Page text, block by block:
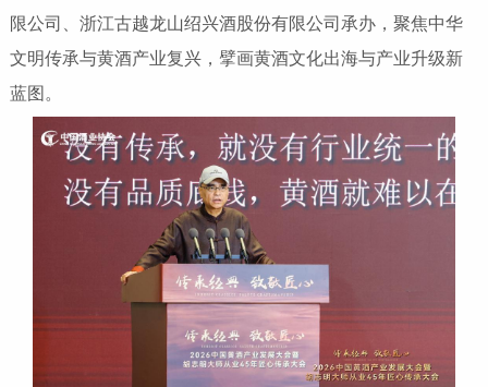
限公司、浙江古越龙山绍兴酒股份有限公司承办，聚焦中华
文明传承与黄酒产业复兴，擘画黄酒文化出海与产业升级新
蓝图。